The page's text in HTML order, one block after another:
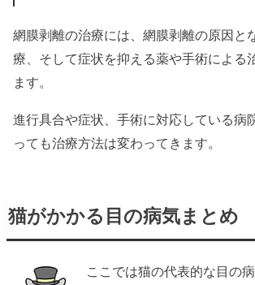
網膜剥離の治療には、網膜剥離の原因と
療、そして症状を抑える薬や手術による
ます。
進行具合や症状、手術に対応している病
っても治療方法は変わってきます。
猫がかかる目の病気まとめ
ここでは猫の代表的な目の